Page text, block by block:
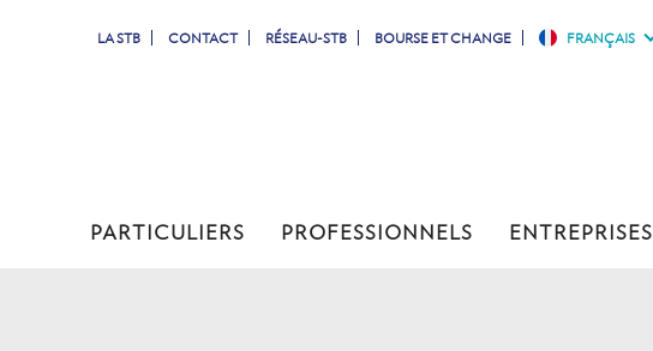
PARTICULIERS
LA STB CONTACT RÉSEAU-STB BOURSE ET CHANGE FRANÇAIS
PARTICULIERS PROFESSIONNELS ENTREPRISES